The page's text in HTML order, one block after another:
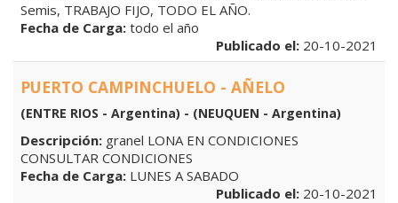
Semis, TRABAJO FIJO, TODO EL AÑO.
Fecha de Carga: todo el año
Publicado el: 20-10-2021
PUERTO CAMPINCHUELO - AÑELO
(ENTRE RIOS - Argentina) - (NEUQUEN - Argentina)
Descripción: granel LONA EN CONDICIONES
CONSULTAR CONDICIONES
Fecha de Carga: LUNES A SABADO
Publicado el: 20-10-2021